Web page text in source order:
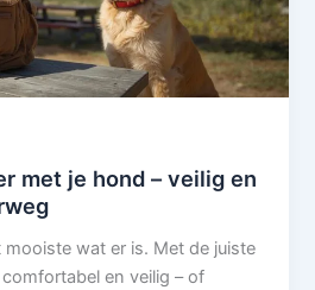
met je hond – veilig en
wat er is. Met de juiste
en veilig – of